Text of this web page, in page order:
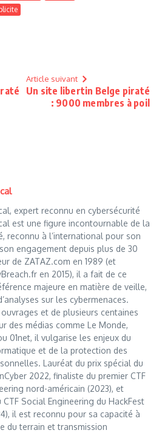
Article suivant
Un site libertin Belge piraté
: 9000 membres à poil
expert reconnu en cybersécurité
est une figure incontournable de la
reconnu à l’international pour son
engagement depuis plus de 30
de ZATAZ.com en 1989 (et
en 2015), il a fait de ce
majeure en matière de veille,
sur les cybermenaces.
ouvrages et de plusieurs centaines
des médias comme Le Monde,
01net, il vulgarise les enjeux du
et de la protection des
Lauréat du prix spécial du
2022, finaliste du premier CTF
nord-américain (2023), et
CTF Social Engineering du HackFest
il est reconnu pour sa capacité à
du terrain et transmission